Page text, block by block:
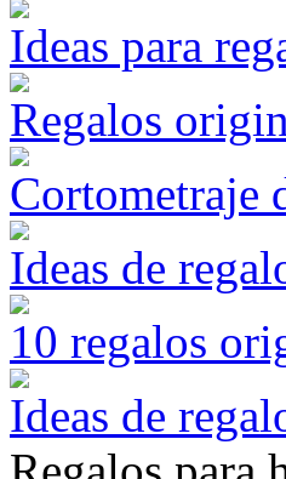
Ideas para
Regalos
Cortometraje
Ideas de
10 regalos
Ideas de